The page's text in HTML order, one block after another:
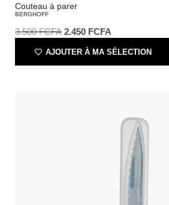
Couteau à parer
BERGHOFF
3.500FCFA 2.450 FCFA
AJOUTER À MA SÉLECTION